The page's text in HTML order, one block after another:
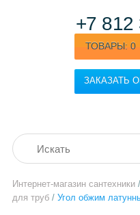
ТОВАРЫ: 0
ЗАКАЗАТЬ
+7 812
Интернет-магазин сантехники /
для труб / Угол обжим